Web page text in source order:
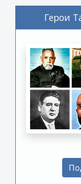
Герои